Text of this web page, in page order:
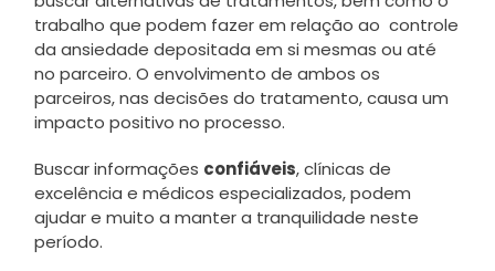
trabalho que podem fazer em relação ao controle
da ansiedade depositada em si mesmas ou até
no parceiro. O envolvimento de ambos os
parceiros, nas decisões do tratamento, causa um
impacto positivo no processo.
Buscar informações confiáveis, clínicas de
excelência e médicos especializados, podem
ajudar e muito a manter a tranquilidade neste
período.